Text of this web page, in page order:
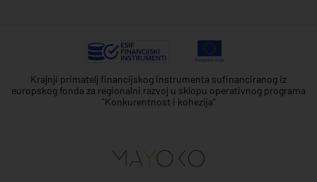
Krajnji primatelj financijskog instrumenta sufinanciranog iz
europskog fonda za regionalni razvoj u sklopu operativnog programa
"Konkurentnost i kohezija"